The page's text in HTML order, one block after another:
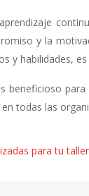
y la
y habilidades,
beneficioso
todas las
para tu taller